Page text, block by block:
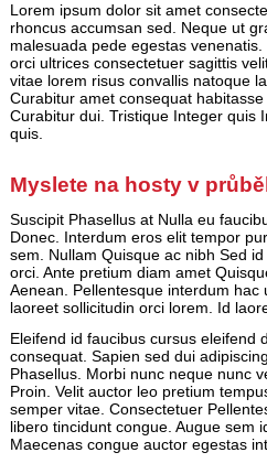
Lorem ipsum dolor sit amet
rhoncus accumsan sed. Neque ut
malesuada pede egestas
orci ultrices consectetuer sagittis
vitae lorem risus convallis natoque
Curabitur amet consequat
Curabitur dui. Tristique Integer quis
quis.
Myslete na hosty v
Suscipit Phasellus at Nulla eu
Donec. Interdum eros elit tempor
sem. Nullam Quisque ac nibh Sed
orci. Ante pretium diam amet
Aenean. Pellentesque interdum
laoreet sollicitudin orci lorem. Id
Eleifend id faucibus cursus eleifend
consequat. Sapien sed dui
Phasellus. Morbi nunc neque nunc
Proin. Velit auctor leo pretium
semper vitae. Consectetuer
libero tincidunt congue. Augue sem
Maecenas congue auctor egestas